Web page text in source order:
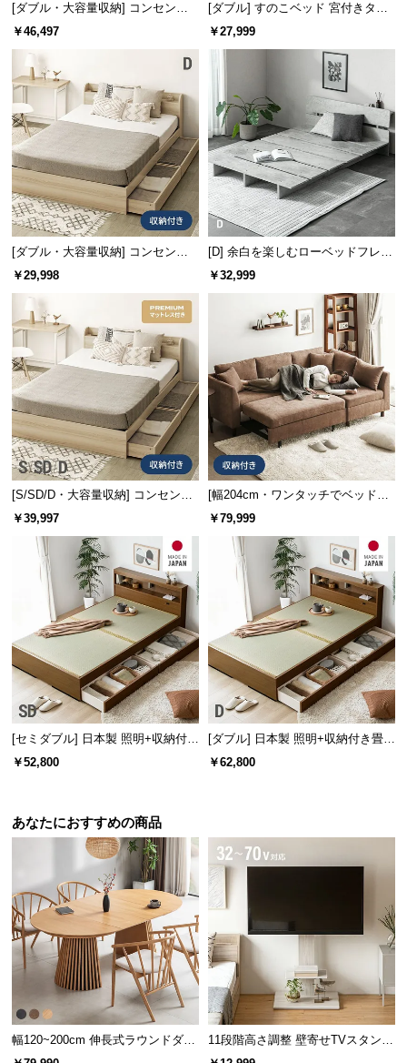
知
ら
せ
ブ
ロ
グ
企
情
[ダブル・大容量収納] コンセント
機能付きベッド マットレス付き
￥46,497
[ダブル] すのこベッド 宮付きタイ
プ
￥27,999
[ダブル・大容量収納] コンセント
機能付きベッド 収納左右組み換え
￥29,998
[D] 余白を楽しむローベッドフレー
ム 天然木調 ステージベッド 2口コ
￥32,999
[S/SD/D・大容量収納] コンセント
機能付きベッド プレミアムマット
￥39,997
[幅204cm・ワンタッチでベッドに]
大容量収納 3人掛けソファーベッド
￥79,999
[セミダブル] 日本製 照明+収納付き
畳ベッド
￥52,800
[ダブル] 日本製 照明+収納付き畳ベ
ッド
￥62,800
あなたにおすすめの商品
幅120~200cm 伸長式ラウンドダイ
ニングテーブル 6人掛け 天然木突
11段階高さ調整 壁寄せTVスタンド
キャスター付き 上下左右角度調節